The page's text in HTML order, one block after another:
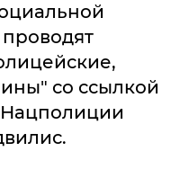
со ссылкой
Нацполиции